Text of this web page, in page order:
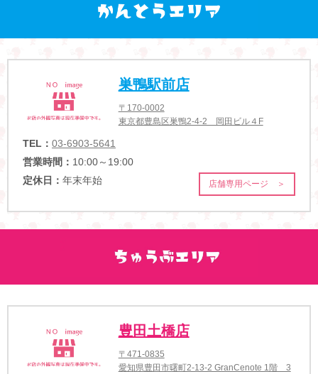
巣鴨駅前店
〒170-0002
東京都豊島区巣鴨2-4-2 岡田ビル４F
TEL： 03-6903-5641
営業時間： 10:00～19:00
定休日： 年末年始 店舗専用ページ ＞
豊田土橋店
〒471-0835
愛知県豊田市曙町2-13-2 GranCenote 1階 3